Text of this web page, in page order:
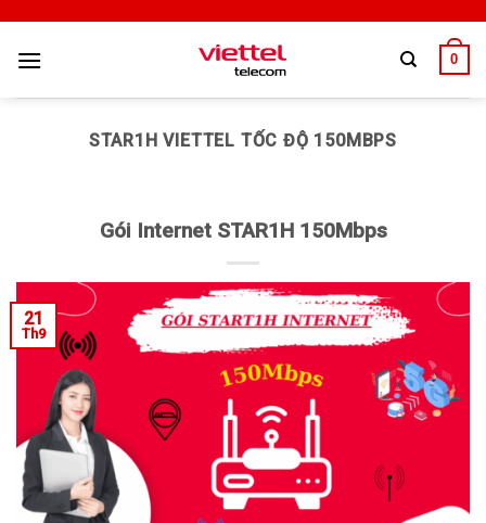
0
STAR1H VIETTEL TỐC ĐỘ 150MBPS
Gói Internet STAR1H 150Mbps
21
Th9